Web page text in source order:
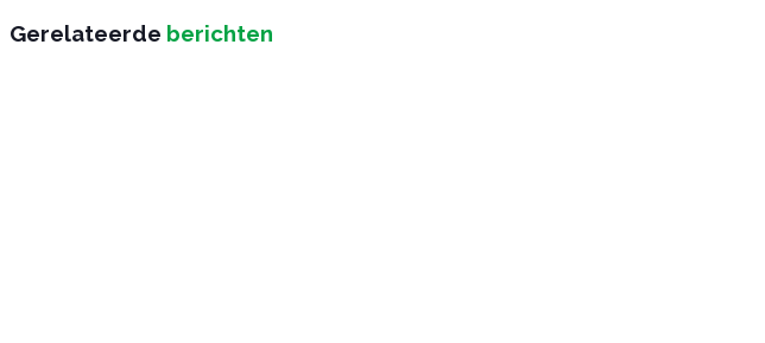
Gerelateerde berichten